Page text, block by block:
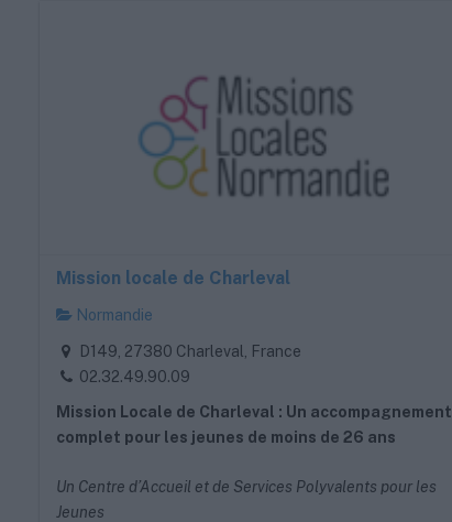
Mission locale de Charleval
Normandie
D149, 27380 Charleval, France
02.32.49.90.09
Mission Locale de Charleval : Un accompagnement
complet pour les jeunes de moins de 26 ans
Un Centre d’Accueil et de Services Polyvalents pour les
Jeunes